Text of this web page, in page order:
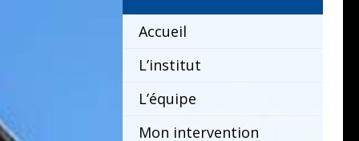
Accueil
L’institut
L’équipe
Mon intervention